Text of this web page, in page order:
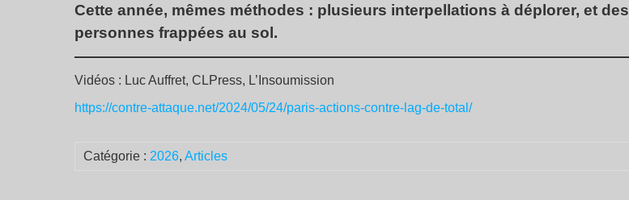
Cette année, mêmes méthodes : plusieurs interpellations à déplorer, et des
personnes frappées au sol.
Vidéos : Luc Auffret, CLPress, L’Insoumission
https://contre-attaque.net/2024/05/24/paris-actions-contre-lag-de-total/
Catégorie : 2026, Articles